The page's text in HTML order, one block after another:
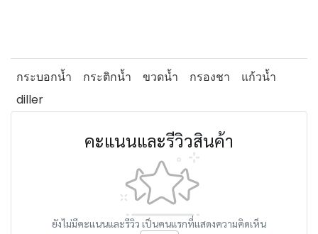
กระบอกน้ำ กระติกน้ำ ขวดน้ำ กรองชา
แก้วน้ำ
diller
คะแนนและรีวิวสินค้า
ยังไม่มีคะแนนและรีวิว เป็นคนแรกที่แสดงความคิดเห็น